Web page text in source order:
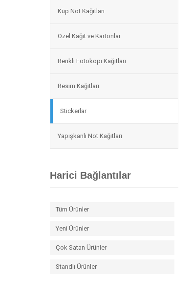
Küp Not Kağıtları
Özel Kağıt ve Kartonlar
Renkli Fotokopi Kağıtları
Resim Kağıtları
Stickerlar
Yapışkanlı Not Kağıtları
Harici Bağlantılar
Tüm Ürünler
Yeni Ürünler
Çok Satan Ürünler
Standlı Ürünler